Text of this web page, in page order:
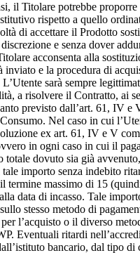
il Titolare potrebbe proporre
rispetto a quello
di accettare il Prodotto
e senza dover
acconsenta alla
inviato e la procedura di
sarà sempre
a risolvere il Contratto, ai
previsto dall’art. 61, IV e
Nel caso in cui
ex art. 61, IV e V
in ogni caso in cui il
totale dovuto sia già
importo senza indebito
termine massimo di 15
data di incasso. Tale
stesso metodo di
l’acquisto o il diverso
Eventuali ritardi
bancario, dal tipo di